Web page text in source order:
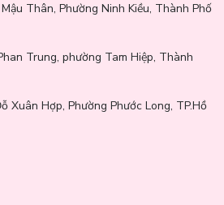
Thân, Phường Ninh Kiều, Thành Phố
Trung, phường Tam Hiệp, Thành
Xuân Hợp, Phường Phước Long, TP.Hồ